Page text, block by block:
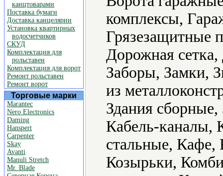
канцтоварами
Поставка бумаги
Доставка канцелярии
Установка квартирных
водосчетчиков
СКУД
Комплектация для
рольставен
Комплектация для ворот
Ремонт рольставен
Ремонт ворот
Торговые марки
Marantec
Nero Electronics
Daming
Hanspert
Carpenter
Skay
Avanti
Manuli Stretch
Mr. Blade
комплексы,
Грязезащитные
Дорожная
Заборы, Замки,
из
Здания
Кабель-каналы,
стальные, Кафе,
Козырьки,